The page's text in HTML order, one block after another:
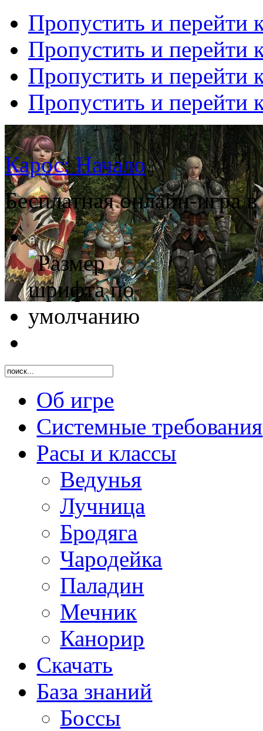
Пропустить и перейти
Пропустить и перейти
Пропустить и перейти
Пропустить и перейти
Карос: Начало
Бесплатная онлайн-
Об игре
Системные требования
Расы и классы
Ведунья
Лучница
Бродяга
Чародейка
Паладин
Мечник
Канорир
Скачать
База знаний
Боссы